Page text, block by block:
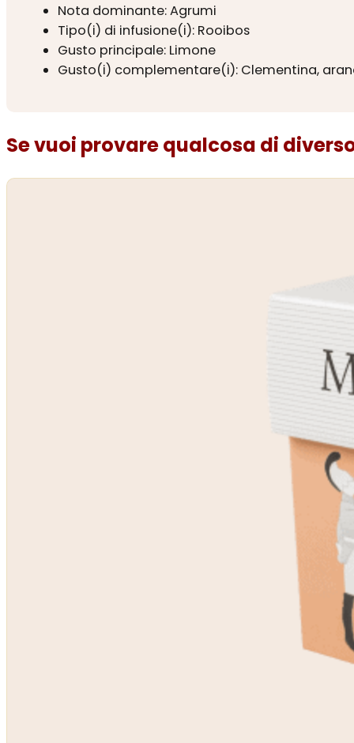
Nota dominante: Agrumi
Tipo(i) di infusione(i): Rooibos
Gusto principale: Limone
Gusto(i) complementare(i): Clementina,
Se vuoi provare qualcosa di